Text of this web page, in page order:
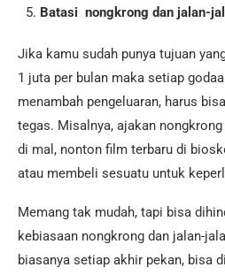
Batasi nongkrong dan jalan-
Jika kamu sudah punya tujuan
1 juta per bulan maka setiap
menambah pengeluaran, harus
tegas. Misalnya, ajakan
di mal, nonton film terbaru di
atau membeli sesuatu untuk
Memang tak mudah, tapi bisa
kebiasaan nongkrong dan jalan-
biasanya setiap akhir pekan, bisa